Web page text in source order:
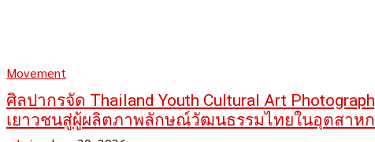
Movement
ศิลปากรจัด Thailand Youth Cultural Art
เยาวชนสู่ผู้ผลิตภาพลักษณ์วัฒนธรรมไทยในอุตสาหก